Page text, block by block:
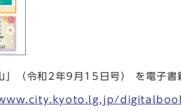
」（令和2年9月15日号） を電子書